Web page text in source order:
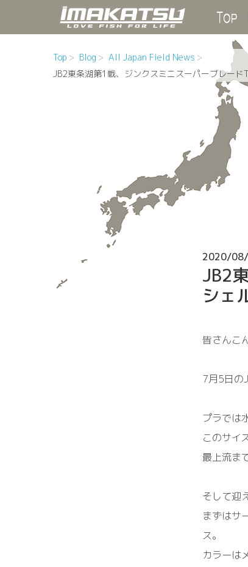
Top Blog
All Japan Field News
JB2東条湖第1戦、ジンクスミニスーパーブレード
2020/
JB2
シェ
皆さんこ
7月5日の
プラでは
このサイ
最上流ま
そして迎
まずはサ
ス。
カラーは